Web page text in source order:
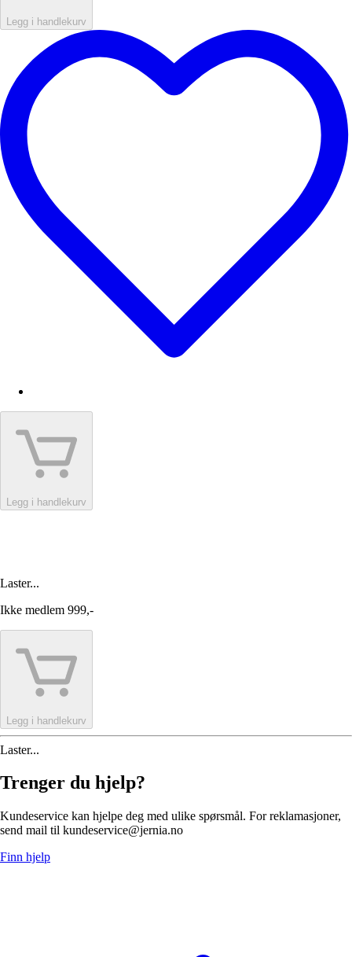
Legg i handlekurv
Legg i handlekurv
Laster...
Ikke medlem 999,-
Legg i handlekurv
Laster...
Trenger du hjelp?
Kundeservice kan hjelpe deg med ulike spørsmål. For reklamasjoner,
send mail til kundeservice@jernia.no
Finn hjelp